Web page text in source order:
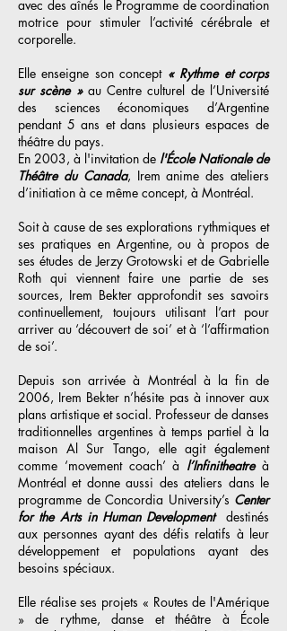
avec des aînés le Programme de coordination
motrice pour stimuler l’activité cérébrale et
corporelle.
Elle enseigne son concept « Rythme et corps
sur scène »au Centre culturel de l’Université
des sciences économiques d’Argentine
pendant 5 ans et dans plusieurs espaces de
théâtre du pays.
En 2003, à l'invitation de l'École Nationale de
Théâtre du Canada, Irem anime des ateliers
d’initiation à ce même concept, à Montréal.
Soit à cause de ses explorations rythmiques et
ses pratiques en Argentine, ou à propos de
ses études de Jerzy Grotowski et de Gabrielle
Roth qui viennent faire une partie de ses
sources, Irem Bekter approfondit ses savoirs
continuellement, toujours utilisant l’art pour
arriver au ‘découvert de soi’ et à ‘l’affirmation
de soi’.
Depuis son arrivée à Montréal à la fin de
2006, Irem Bekter n’hésite pas à innover aux
plans artistique et social. Professeur de danses
traditionnelles argentines à temps partiel à la
maison Al Sur Tango, elle agit également
comme ‘movement coach’ à l’Infinitheatreà
Montréal et donne aussi des ateliers dans le
programme de Concordia University’s Center
for the Arts in Human Development destinés
aux personnes ayant des défis relatifs à leur
développement et populations ayant des
besoins spéciaux.
Elle réalise ses projets « Routes de l'Amérique
» de rythme, danse et théâtre à École